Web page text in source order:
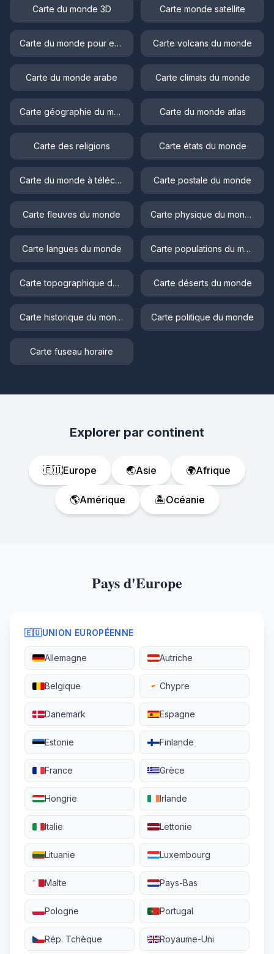
Carte du monde 3D Carte monde satellite
Carte du monde pour enfant Carte volcans du monde
Carte du monde arabe Carte climats du monde
Carte géographie du monde Carte du monde atlas
Carte des religions Carte états du monde
Carte du monde à télécharger Carte postale du monde
Carte fleuves du monde Carte physique du monde
Carte langues du monde Carte populations du monde
Carte topographique du monde Carte déserts du monde
Carte historique du monde Carte politique du monde
Carte fuseau horaire
Explorer par continent
🇪🇺Europe 🌏Asie 🌍Afrique
🌎Amérique 🏝️Océanie
Pays d'Europe
🇪🇺UNION EUROPÉENNE
Allemagne Autriche
Belgique Chypre
Danemark Espagne
Estonie Finlande
France Grèce
Hongrie Irlande
Italie Lettonie
Lituanie Luxembourg
Malte Pays-Bas
Pologne Portugal
Rép. Tchèque Royaume-Uni